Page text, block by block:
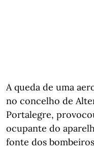
A queda de uma
no concelho de
Portalegre,
ocupante do
fonte dos